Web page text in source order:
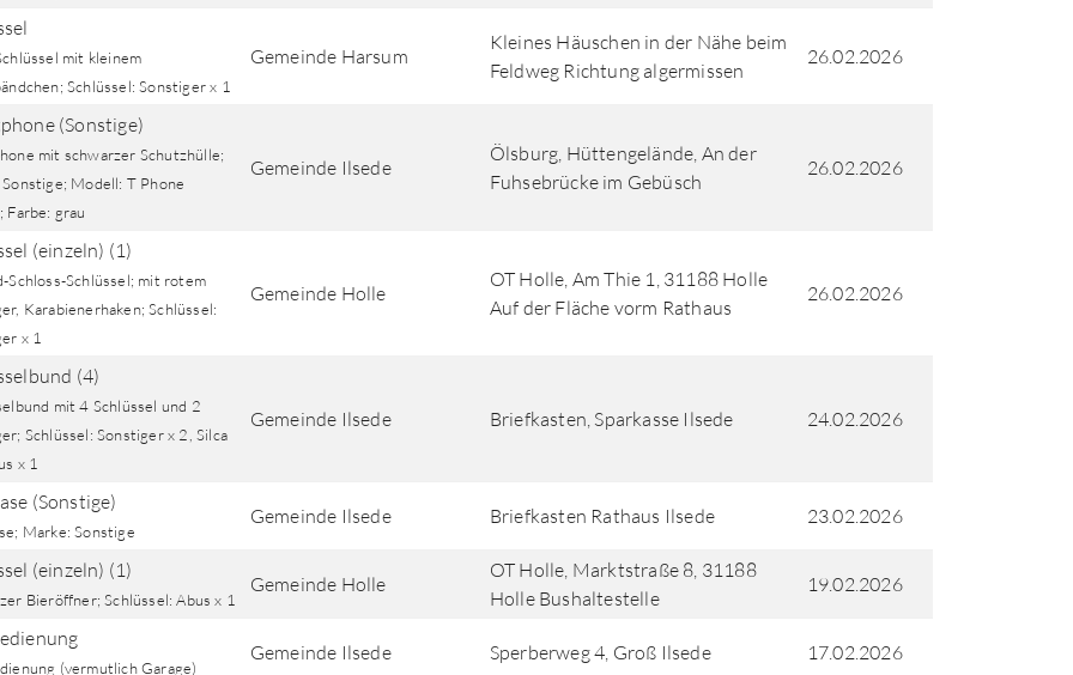
nach Orten gesucht.
mit kleinem
Schlüssel: Sonstiger x 1
Gemeinde Harsum
Kleines Häuschen in der Nähe beim
Feldweg Richtung algermissen
26.02.2026
(Sonstige)
mit schwarzer Schutzhülle;
Modell: T Phone
Farbe: grau
Gemeinde Ilsede
Ölsburg, Hüttengelände, An der
Fuhsebrücke im Gebüsch
26.02.2026
(einzeln) (1)
Schloss-Schlüssel; mit rotem
Karabienerhaken; Schlüssel:
x 1
Gemeinde Holle
OT Holle, Am Thie 1, 31188 Holle
Auf der Fläche vorm Rathaus
26.02.2026
(4)
mit 4 Schlüssel und 2
Schlüssel: Sonstiger x 2, Silca
x 1
Gemeinde Ilsede Briefkasten, Sparkasse Ilsede 24.02.2026
(Sonstige)
Marke: Sonstige
Gemeinde Ilsede Briefkasten Rathaus Ilsede 23.02.2026
(einzeln) (1)
Bieröffner; Schlüssel: Abus x 1
Gemeinde Holle
OT Holle, Marktstraße 8, 31188
Holle Bushaltestelle
19.02.2026
(vermutlich Garage)
Gemeinde Ilsede Sperberweg 4, Groß Ilsede 17.02.2026